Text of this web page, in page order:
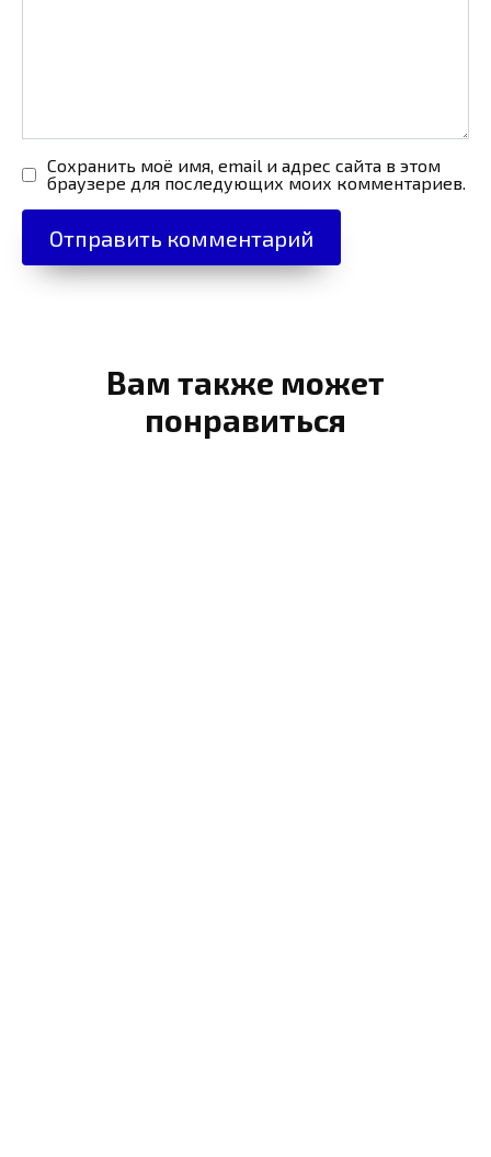
Сохранить моё имя, email и адрес сайта в этом
браузере для последующих моих комментариев.
Вам также может
понравиться